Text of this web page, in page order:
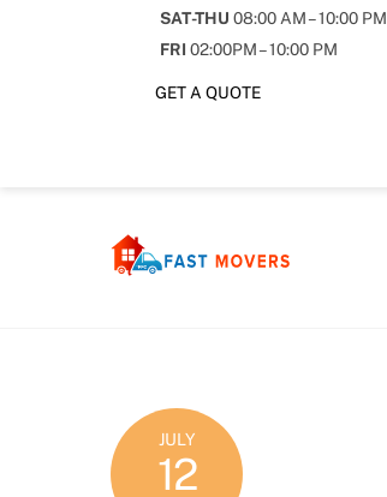
SAT-THU 08:00 AM – 10:00 PM
FRI 02:00PM – 10:00 PM
GET A QUOTE
JULY
12